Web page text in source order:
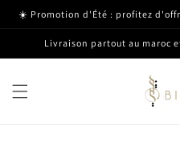
et passer
contenu
☀️ Promotion d'Été : profitez
Livraison partout au